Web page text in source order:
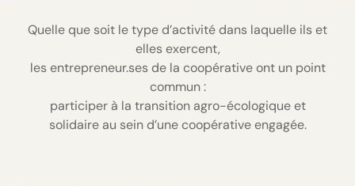
Quelle que soit le type d’activité dans laquelle ils et
elles exercent,
les entrepreneur.ses de la coopérative ont un point
commun :
participer à la transition agro-écologique et
solidaire au sein d’une coopérative engagée.